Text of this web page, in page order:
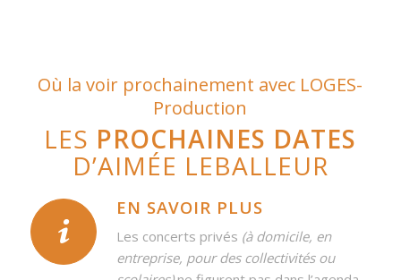
Où la voir prochainement avec LOGES-
Production
LES PROCHAINES DATES
D’AIMÉE LEBALLEUR
EN SAVOIR PLUS
Les concerts privés (à domicile, en
entreprise, pour des collectivités ou